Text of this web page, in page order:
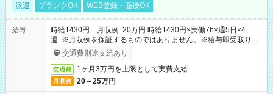
派遣 ブランクOK WEB登録・面接OK
給与
時給1430円 月収例 20万円 時給1430円×実働7h×週5日×4
週 ※月収例を保証するものではありません。※給与即受取りサ
ービス利用可（利用条件有）
交通費別途支給あり
交通費 1ヶ月3万円を上限として実費支給
月収例 20～25万円